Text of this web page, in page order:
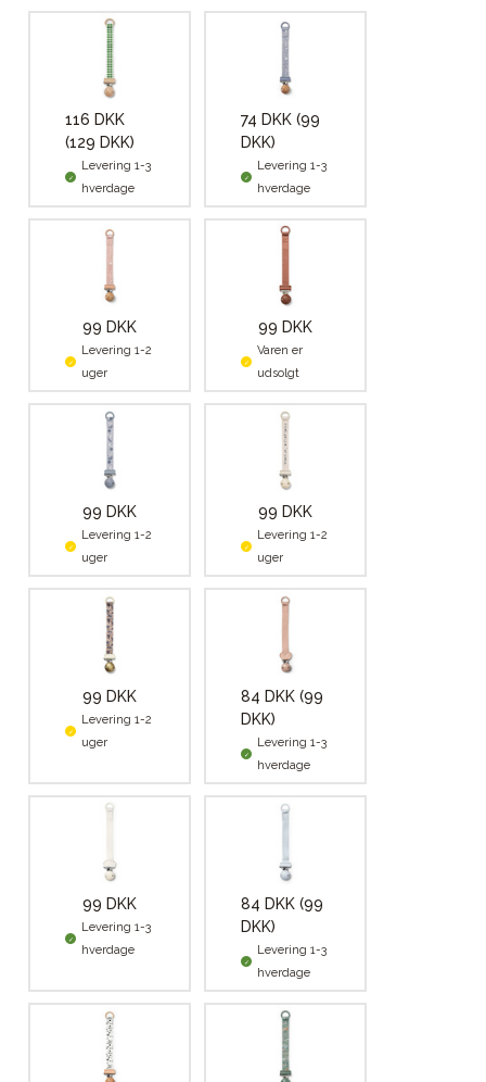
116 DKK
(129 DKK)
Levering 1-3
hverdage
74 DKK (99
DKK)
Levering 1-3
hverdage
99 DKK
Levering 1-2
uger
99 DKK
Varen er
udsolgt
99 DKK
Levering 1-2
uger
99 DKK
Levering 1-2
uger
99 DKK
Levering 1-2
uger
84 DKK (99
DKK)
Levering 1-3
hverdage
99 DKK
Levering 1-3
hverdage
84 DKK (99
DKK)
Levering 1-3
hverdage